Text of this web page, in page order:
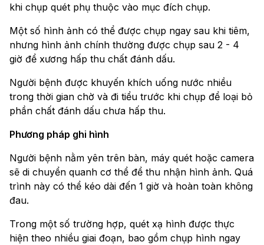
khi chụp quét phụ thuộc vào mục đích chụp.
Một số hình ảnh có thể được chụp ngay sau khi tiêm,
nhưng hình ảnh chính thường được chụp sau 2 - 4
giờ để xương hấp thu chất đánh dấu.
Người bệnh được khuyến khích uống nước nhiều
trong thời gian chờ và đi tiểu trước khi chụp để loại bỏ
phần chất đánh dấu chưa hấp thu.
Phương pháp ghi hình
Người bệnh nằm yên trên bàn, máy quét hoặc camera
sẽ di chuyển quanh cơ thể để thu nhận hình ảnh. Quá
trình này có thể kéo dài đến 1 giờ và hoàn toàn không
đau.
Trong một số trường hợp, quét xạ hình được thực
hiện theo nhiều giai đoạn, bao gồm chụp hình ngay